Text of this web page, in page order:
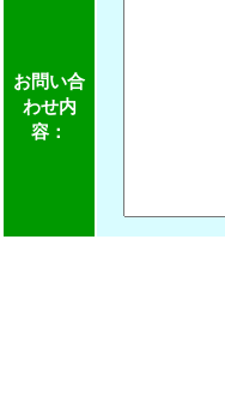
お問い合
わせ内
容：